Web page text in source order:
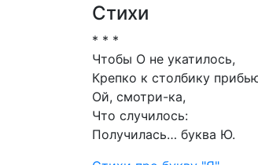
Стихи
* * *
Чтобы О не укатилось,
Крепко к столбику
Ой, смотри-ка,
Что случилось:
Получилась… буква Ю.